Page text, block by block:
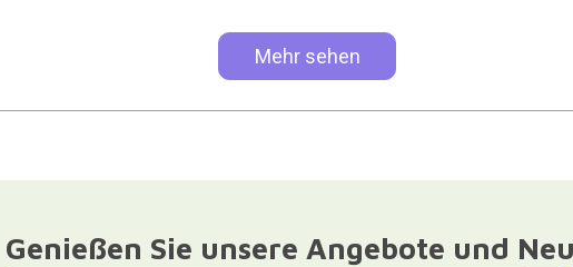
Mehr sehen
Genießen Sie unsere Angebote und